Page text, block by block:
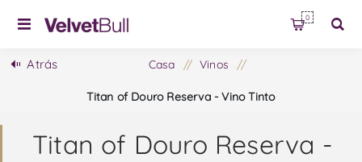
0
Atrás Casa / Vinos /
Titan of Douro Reserva - Vino Tinto
Titan of Douro Reserva -